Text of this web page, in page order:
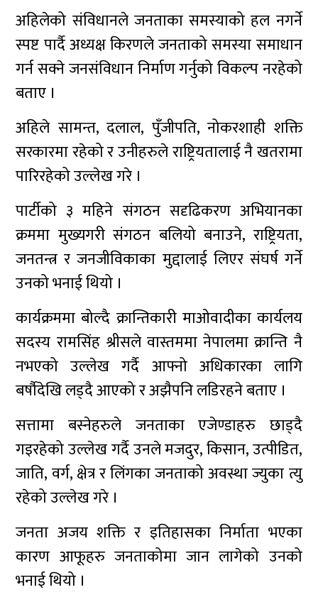
अहिलेको संविधानले जनताका समस्याको हल नगर्ने
स्पष्ट पार्दै अध्यक्ष किरणले जनताको समस्या समाधान
गर्न सक्ने जनसंविधान निर्माण गर्नुको विकल्प नरहेको
बताए ।
अहिले सामन्त, दलाल, पुँजीपति, नोकरशाही शक्ति
सरकारमा रहेको र उनीहरुले राष्ट्रियतालाई नै खतरामा
पारिरहेको उल्लेख गरे ।
पार्टीको ३ महिने संगठन सदृढिकरण अभियानका
क्रममा मुख्यगरी संगठन बलियो बनाउने, राष्ट्रियता,
जनतन्त्र र जनजीविकाका मुद्दालाई लिएर संघर्ष गर्ने
उनको भनाई थियो ।
कार्यक्रममा बोल्दै क्रान्तिकारी माओवादीका कार्यलय
सदस्य रामसिंह श्रीसले वास्तममा नेपालमा क्रान्ति नै
नभएको उल्लेख गर्दै आफ्नो अधिकारका लागि
बर्षौदेखि लड्दै आएको र अझैपनि लडिरहने बताए ।
सत्तामा बस्नेहरुले जनताका एजेण्डाहरु छाड्दै
गइरहेको उल्लेख गर्दै उनले मजदुर, किसान, उत्पीडित,
जाति, वर्ग, क्षेत्र र लिंगका जनताको अवस्था ज्युका त्यु
रहेको उल्लेख गरे ।
जनता अजय शक्ति र इतिहासका निर्माता भएका
कारण आफूहरु जनताकोमा जान लागेको उनको
भनाई थियो ।